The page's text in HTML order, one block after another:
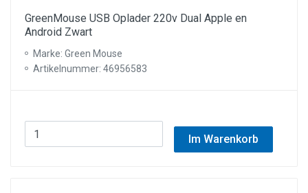
GreenMouse USB Oplader 220v Dual Apple en
Android Zwart
Marke: Green Mouse
Artikelnummer: 46956583
Im Warenkorb